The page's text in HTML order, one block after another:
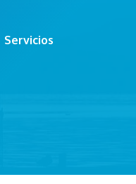
Servicios